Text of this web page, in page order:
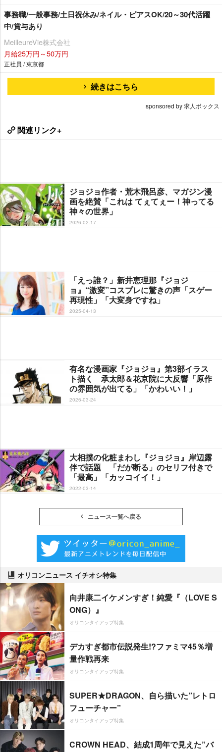
事務職/一般事務/土日祝休み/ネイル・ピアスOK/20～30代活躍
中/賞与あり
MeilleureVie株式会社
月給25万円～50万円
正社員 / 東京都
続きはこちら
sponsored by 求人ボックス
関連リンク+
ジョジョ作者・荒木飛呂彦、マガジン漫
画を絶賛「これは てぇてぇー！神ってる
神々の世界」
2026-02-17
「えっ誰？」新井恵理那『ジョジ
ョ』“激変”コスプレに驚きの声「スゲー
再現性」「大変身ですね」
2025-04-13
有名な漫画家『ジョジョ』第3部イラス
ト描く 承太郎＆花京院に大反響「原作
の雰囲気が出てる」「かわいい！」
2026-03-24
大相撲の化粧まわし『ジョジョ』岸辺露
伴で話題 「だが断る」のセリフ付きで
「最高」「カッコイイ！」
2022-03-14
ニュース一覧へ戻る
オリコンニュース イチオシ特集
向井康二イケメンすぎ！純愛『（LOVE S
ONG）』
オリコンタイアップ特集
デカすぎ都市伝説発生!?ファミマ45％増
量作戦再来
オリコンタイアップ特集
SUPER★DRAGON、自ら描いた”レトロ
フューチャー”
オリコンタイアップ特集
CROWN HEAD、結成1周年で見えた”バ